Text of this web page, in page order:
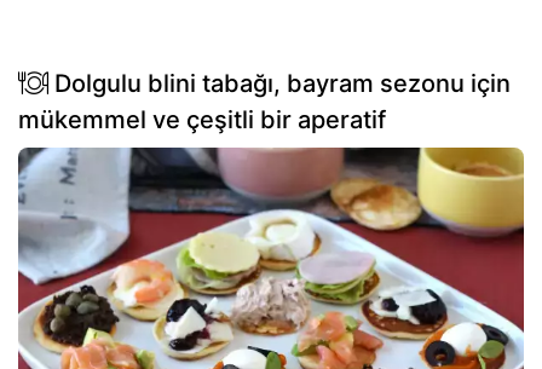
Dolgulu blini tabağı, bayram sezonu için
mükemmel ve çeşitli bir aperatif